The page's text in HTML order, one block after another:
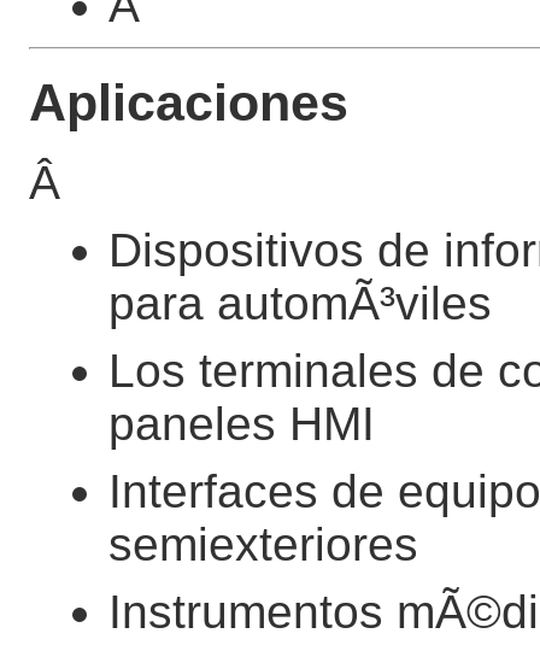
Aplicaciones
Â
Dispositivos de
para automÃ³viles
Los terminales de
paneles HMI
Interfaces de
semiexteriores
Instrumentos